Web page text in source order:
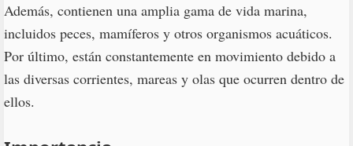
Además, contienen una amplia gama de vida marina,
incluidos peces, mamíferos y otros organismos acuáticos.
Por último, están constantemente en movimiento debido a
las diversas corrientes, mareas y olas que ocurren dentro de
ellos.